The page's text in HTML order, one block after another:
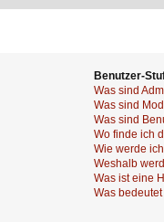
Benutzer-
Was sind
Was sind
Was sind
Wo finde ich
Wie werde
Weshalb
Was ist eine
Was